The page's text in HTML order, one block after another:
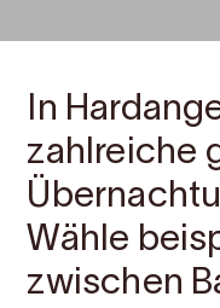
In
zahlreiche
Wähle
zwischen